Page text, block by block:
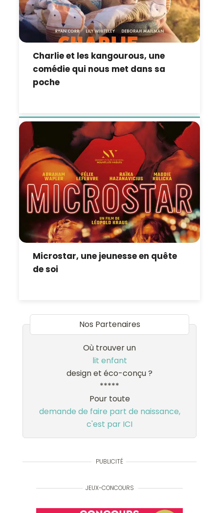
Charlie et les kangourous, une
comédie qui nous met dans sa
poche
Microstar, une jeunesse en quête
de soi
Nos Partenaires
Où trouver un
lit enfant
design et éco-conçu ?
*****
Pour toute
demande de faire part de naissance,
c'est par ICI
PUBLICITÉ
JEUX-CONCOURS